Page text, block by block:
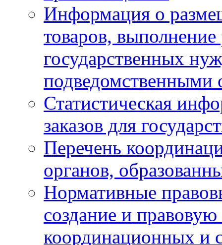
Информация о
товаров, выполнение
государственных
подведомственными
Статистическая
заказов для
Перечень
органов,
Нормативные
создание и
координационных и